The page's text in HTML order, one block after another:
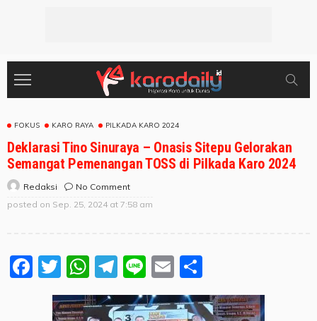
FOKUS KARO RAYA PILKADA KARO 2024
Deklarasi Tino Sinuraya – Onasis Sitepu Gelorakan
Semangat Pemenangan TOSS di Pilkada Karo 2024
Redaksi
No Comment
posted on Sep. 25, 2024 at 7:58 am
Facebook
Twitter
WhatsApp
Telegram
LineEmail